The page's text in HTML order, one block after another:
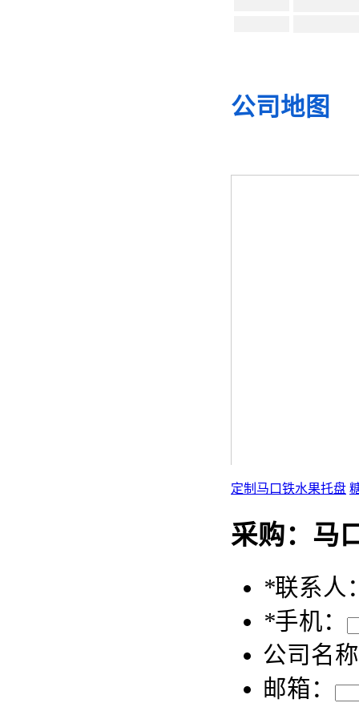
公司地图
定制马口铁水果托盘
采购： 马
*联系人
*手机：
公司名
邮箱：